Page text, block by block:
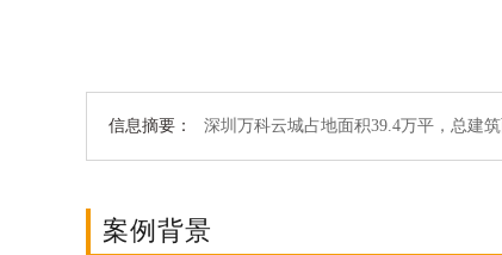
信息摘要： 深圳万科云城占地面积39.4万平，总建
案例背景